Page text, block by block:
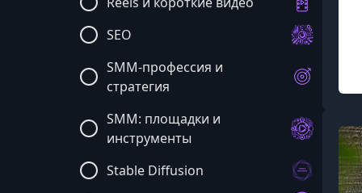
SEO
SMM-профессия и
стратегия
SMM: площадки и
инструменты
Stable Diffusion